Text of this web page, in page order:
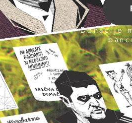
a.
Ovo telo poziva nadležne
društvo kako bi im bilo
preduslov za svako
U kampanji koja traje više od
lažno su optužili KRIK da
vladajuće Srpske napredne
porez i da smo kriminalno
Napade su do sada osudile
Donacije